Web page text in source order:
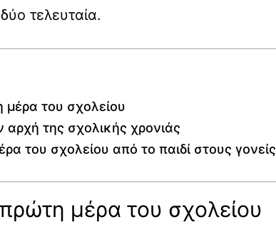
τελευταία.
του σχολείου
αρχή της σχολικής χρονιάς
του σχολείου από το παιδί στους γονείς
μέρα του σχολείου